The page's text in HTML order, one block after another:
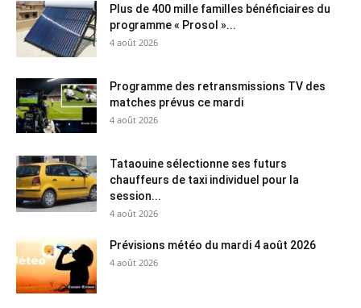
Plus de 400 mille familles bénéficiaires du
programme « Prosol »...
4 août 2026
Programme des retransmissions TV des
matches prévus ce mardi
4 août 2026
Tataouine sélectionne ses futurs
chauffeurs de taxi individuel pour la
session...
4 août 2026
Prévisions météo du mardi 4 août 2026
4 août 2026